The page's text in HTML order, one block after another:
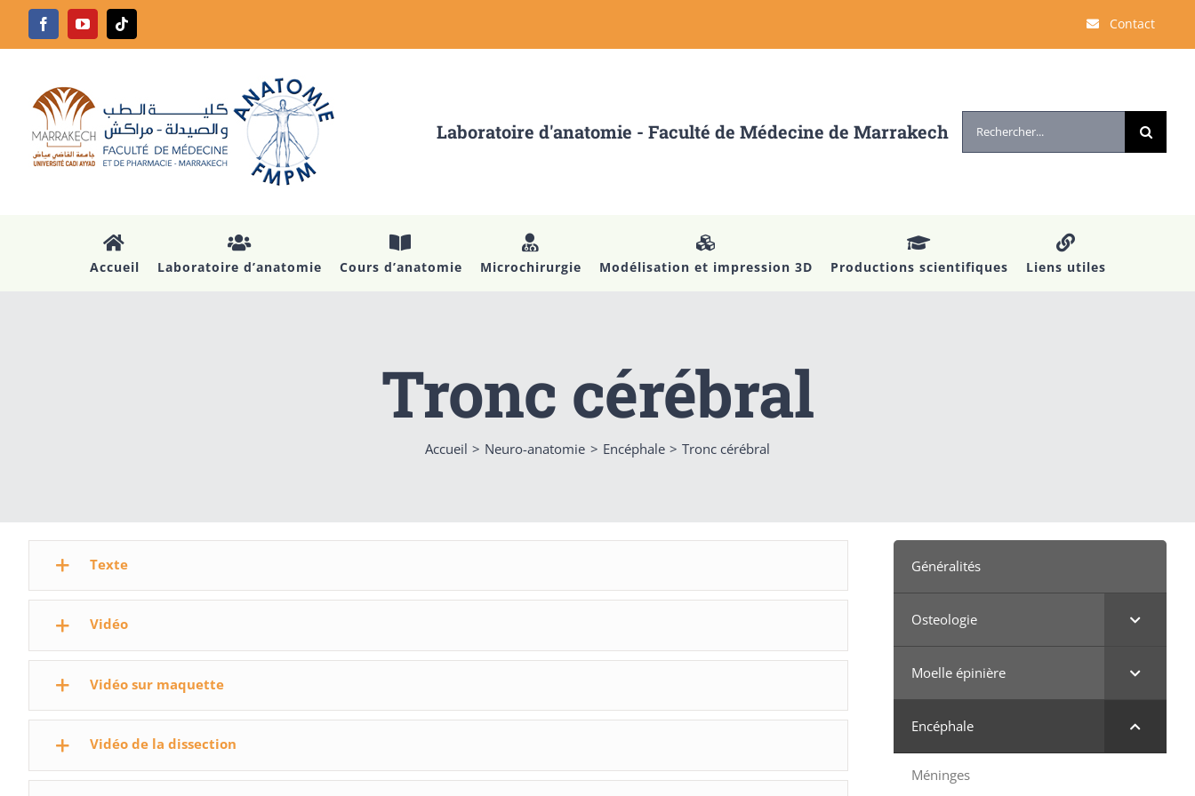
Passer
FacebookYouTubeTiktok Contact
Laboratoire d'anatomie - Faculté de Médecine de Marrakech Rechercher:
Accueil Laboratoire d’anatomie Cours d’anatomie Microchirurgie Modélisation et impression 3D Productions scientifiques Liens utiles
Tronc cérébral
Accueil Neuro-anatomie Encéphale Tronc cérébral
Texte
Vidéo
Vidéo sur maquette
Vidéo de la dissection
Généralités
Osteologie
Moelle épinière
Encéphale
Méninges